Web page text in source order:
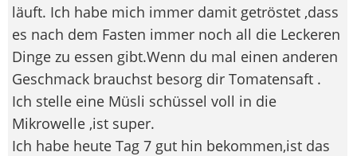
läuft. Ich habe mich immer damit getröstet ,dass
es nach dem Fasten immer noch all die Leckeren
Dinge zu essen gibt.Wenn du mal einen anderen
Geschmack brauchst besorg dir Tomatensaft .
Ich stelle eine Müsli schüssel voll in die
Mikrowelle ,ist super.
Ich habe heute Tag 7 gut hin bekommen,ist das